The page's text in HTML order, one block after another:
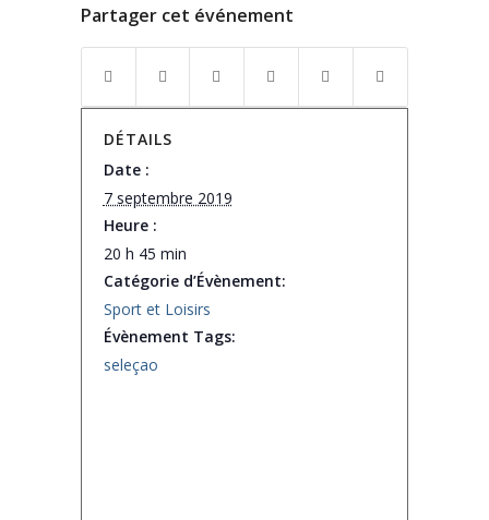
Partager cet événement
DÉTAILS
Date :
7 septembre 2019
Heure :
20 h 45 min
Catégorie d’Évènement:
Sport et Loisirs
Évènement Tags:
seleçao